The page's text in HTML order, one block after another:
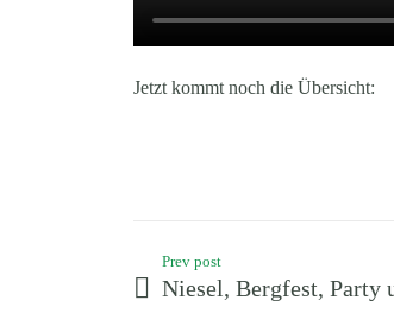
Jetzt kommt noch die Übersicht:
Prev post
Niesel, Bergfest, Party